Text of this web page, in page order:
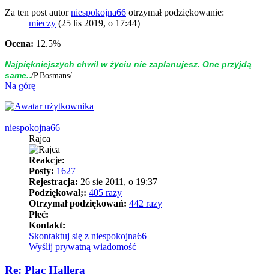
Za ten post autorniespokojna66 otrzymał podziękowanie:
mieczy (25 lis 2019, o 17:44)
Ocena: 12.5%
Naj­piękniej­szych chwil w życiu nie zap­la­nujesz. One przyjdą
same../P.Bosmans/
Na górę
niespokojna66
Rajca
Reakcje:
Posty: 1627
Rejestracja: 26 sie 2011, o 19:37
Podziękował;: 405 razy
Otrzymał podziękowań: 442 razy
Płeć:
Kontakt:
Skontaktuj się z niespokojna66
Wyślij prywatną wiadomość
Re: Plac Hallera